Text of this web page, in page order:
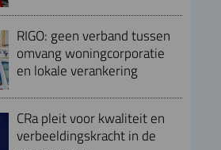
RIGO: geen verband tussen
omvang woningcorporatie
en lokale verankering
CRa pleit voor kwaliteit en
verbeeldingskracht in de